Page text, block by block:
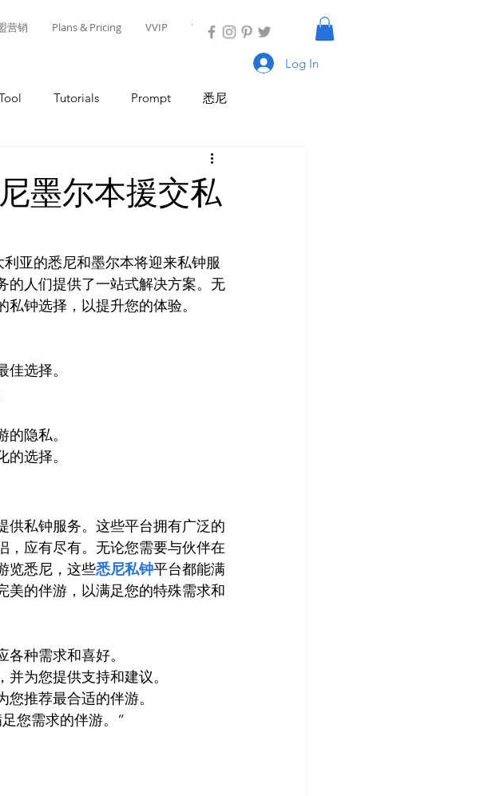
营销 Plans & Pricing VVIP VIP
Log In
Tutorials Prompt 悉尼
墨尔本援交私
亚的悉尼和墨尔本将迎来私钟服
的人们提供了一站式解决方案。无
钟选择，以提升您的体验。
选择。
隐私。
选择。
供私钟服务。这些平台拥有广泛的
，应有尽有。无论您需要与伙伴在
览悉尼，这些悉尼私钟平台都能满
美的伴游，以满足您的特殊需求和
种需求和喜好。
为您提供支持和建议。
推荐最合适的伴游。
您需求的伴游。”